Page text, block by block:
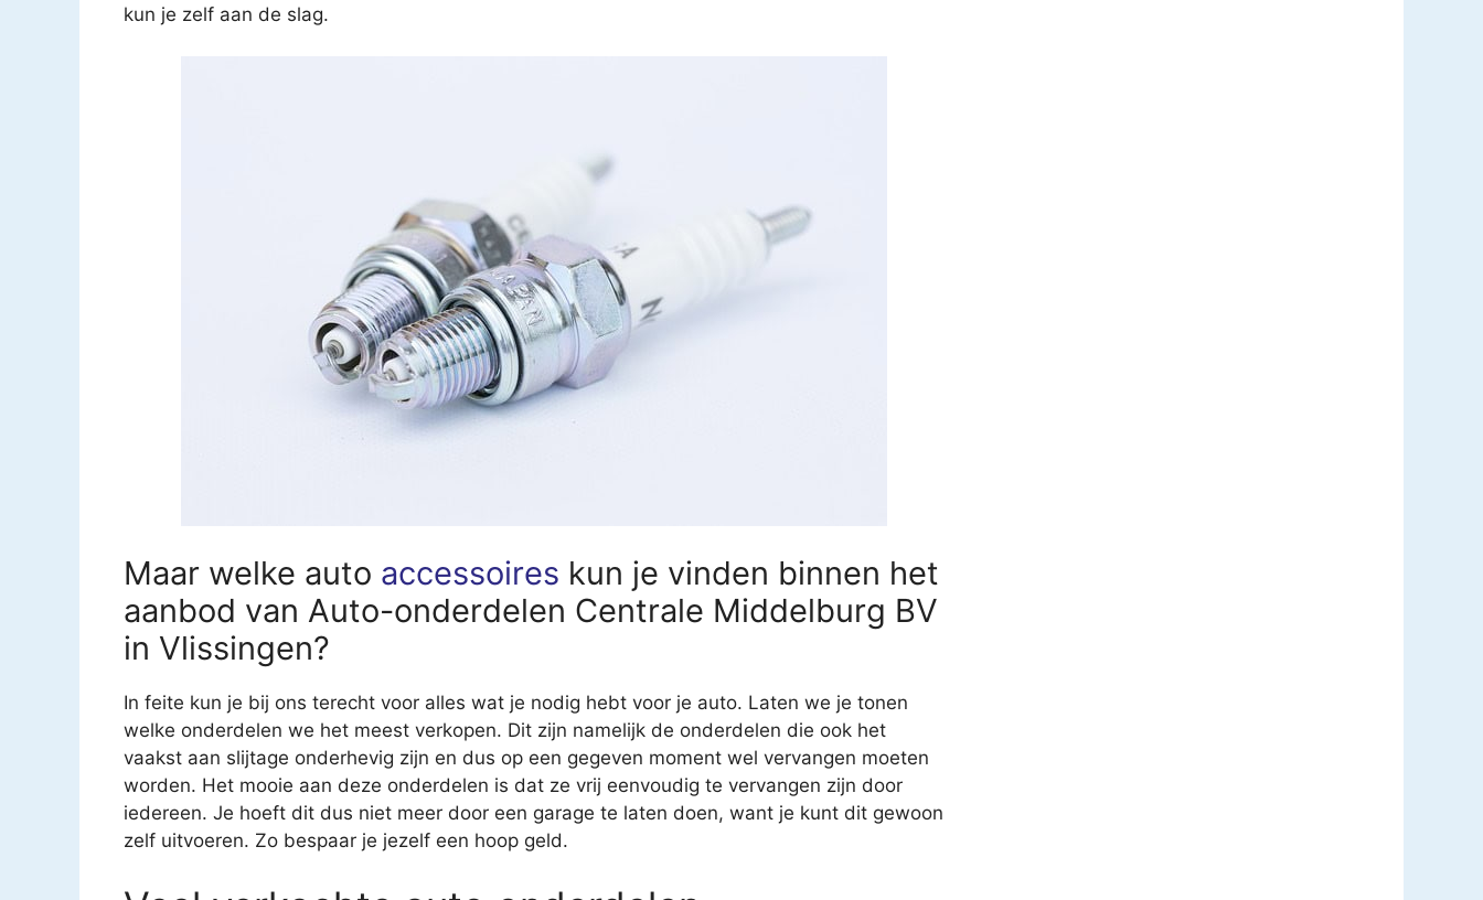
kun je zelf aan de slag.
Maar welke auto accessoires kun je vinden binnen het
aanbod van Auto-onderdelen Centrale Middelburg BV
in Vlissingen?
In feite kun je bij ons terecht voor alles wat je nodig hebt voor je auto. Laten we je tonen
welke onderdelen we het meest verkopen. Dit zijn namelijk de onderdelen die ook het
vaakst aan slijtage onderhevig zijn en dus op een gegeven moment wel vervangen moeten
worden. Het mooie aan deze onderdelen is dat ze vrij eenvoudig te vervangen zijn door
iedereen. Je hoeft dit dus niet meer door een garage te laten doen, want je kunt dit gewoon
zelf uitvoeren. Zo bespaar je jezelf een hoop geld.